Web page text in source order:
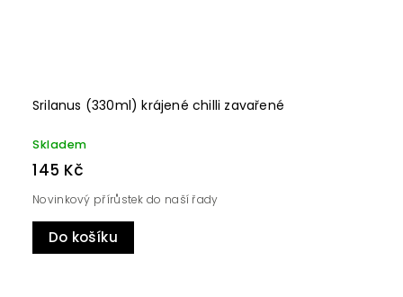
Srilanus (330ml) krájené chilli zavařené
Skladem
145 Kč
Do košíku
Novinkový přírůstek do naší řady